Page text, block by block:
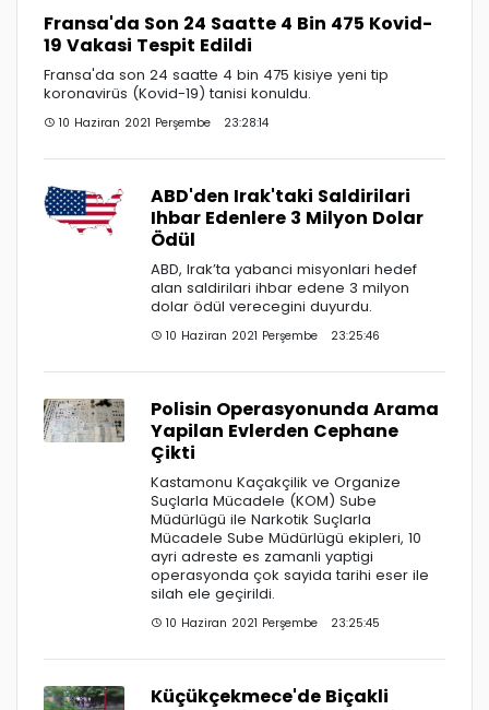
Fransa'da Son 24 Saatte 4 Bin 475 Kovid-
19 Vakasi Tespit Edildi
Fransa'da son 24 saatte 4 bin 475 kisiye yeni tip
koronavirüs (Kovid-19) tanisi konuldu.
10 Haziran 2021 Perşembe 23:28:14
ABD'den Irak'taki Saldirilari
Ihbar Edenlere 3 Milyon Dolar
Ödül
ABD, Irak’ta yabanci misyonlari hedef
alan saldirilari ihbar edene 3 milyon
dolar ödül verecegini duyurdu.
10 Haziran 2021 Perşembe 23:25:46
Polisin Operasyonunda Arama
Yapilan Evlerden Cephane
Çikti
Kastamonu Kaçakçilik ve Organize
Suçlarla Mücadele (KOM) Sube
Müdürlügü ile Narkotik Suçlarla
Mücadele Sube Müdürlügü ekipleri, 10
ayri adreste es zamanli yaptigi
operasyonda çok sayida tarihi eser ile
silah ele geçirildi.
10 Haziran 2021 Perşembe 23:25:45
Küçükçekmece'de Biçakli